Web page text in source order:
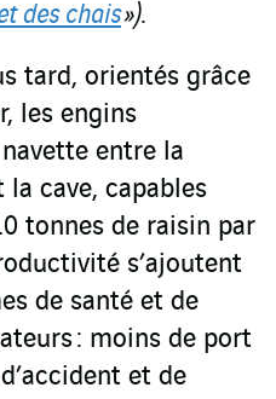
des chais»).
tard, orientés grâce
les engins
entre la
cave, capables
tonnes de raisin par
s’ajoutent
de santé et de
: moins de port
et de